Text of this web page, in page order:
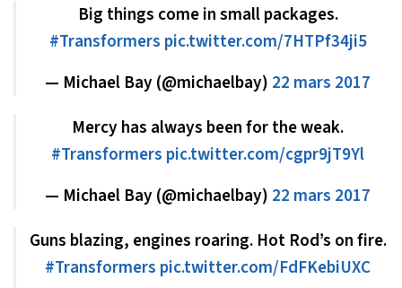
Big things come in small packages.
#Transformers pic.twitter.com/7HTPf34ji5
— Michael Bay (@michaelbay) 22 mars 2017
Mercy has always been for the weak.
#Transformers pic.twitter.com/cgpr9jT9Yl
— Michael Bay (@michaelbay) 22 mars 2017
Guns blazing, engines roaring. Hot Rod’s on fire.
#Transformers pic.twitter.com/FdFKebiUXC